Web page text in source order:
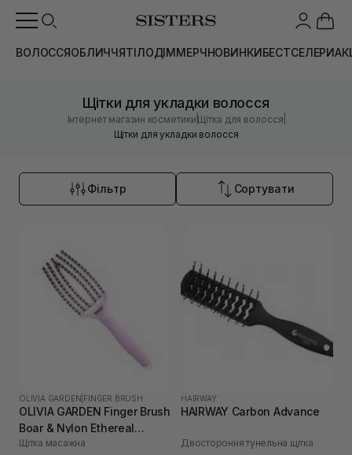
ВОЛОССЯОБЛИЧЧЯТІЛОДІММЕРЧНОВИНКИБЕСТСЕЛЕРИ
Щітки для укладки волосся
Інтернет магазин косметики |Щітка для волосся
Щітки для укладки волосся
Фільтр Сортувати
OLIVIA GARDEN FINGER BRUSH
OLIVIA GARDEN Finger Brush
Boar & Nylon Ethereal
Lavender
Щітка масажна
HAIRWAY
HAIRWAY Carbon Advance
Двостороння тунельна щітка